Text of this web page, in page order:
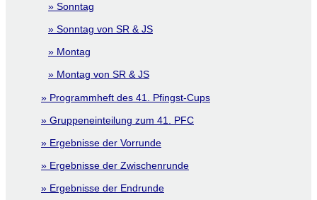
Sonntag
Sonntag von SR & JS
Montag
Montag von SR & JS
Programmheft des 41. Pfingst-Cups
Gruppeneinteilung zum 41. PFC
Ergebnisse der Vorrunde
Ergebnisse der Zwischenrunde
Ergebnisse der Endrunde